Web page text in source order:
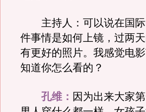
主持人：可以说在国际
件事情是如何上镜，过两
有更好的照片。我感觉电
知道你怎么看的？
孔维： 因为出来大家